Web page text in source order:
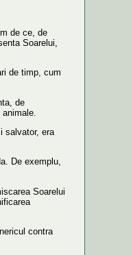
de ce, de
Soarelui,
de timp, cum
de
salvator, era
De exemplu,
Soarelui
contra